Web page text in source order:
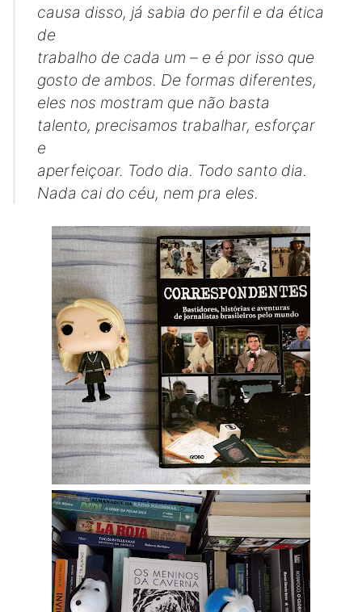
causa disso, já sabia do perfil e da ética
de
trabalho de cada um – e é por isso que
gosto de ambos. De formas diferentes,
eles nos mostram que não basta
talento, precisamos trabalhar, esforçar
e
aperfeiçoar. Todo dia. Todo santo dia.
Nada cai do céu, nem pra eles.